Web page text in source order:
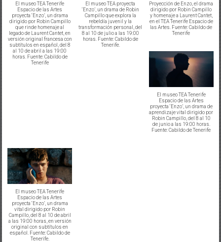
El museo TEA Tenerife
Espacio de las Artes
proyecta ‘Enzo’, un drama
dirigido por Robin Campillo
que rinde homenaje al
legado de Laurent Cantet, en
versión original francesa con
subtítulos en español, del 8
al 10 de abril a las 19:00
horas. Fuente: Cabildo de
Tenerife
El museo TEA proyecta
‘Enzo’, un drama de Robin
Campillo que explora la
rebeldía juvenil y la
transformación personal, del
8 al 10 de julio a las 19:00
horas. Fuente: Cabildo de
Tenerife.
Proyección de Enzo, el drama
dirigido por Robin Campillo
y homenaje a Laurent Cantet,
en el TEA Tenerife Espacio de
las Artes. Fuente: Cabildo de
Tenerife
El museo TEA Tenerife
Espacio de las Artes
proyecta ‘Enzo’, un drama de
aprendizaje vital dirigido por
Robin Campillo, del 8 al 10
de junio a las 19:00 horas.
Fuente: Cabildo de Tenerife
El museo TEA Tenerife
Espacio de las Artes
proyecta ‘Enzo’, un drama
vital dirigido por Robin
Campillo, del 8 al 10 de abril
a las 19:00 horas, en versión
original con subtítulos en
español. Fuente: Cabildo de
Tenerife.